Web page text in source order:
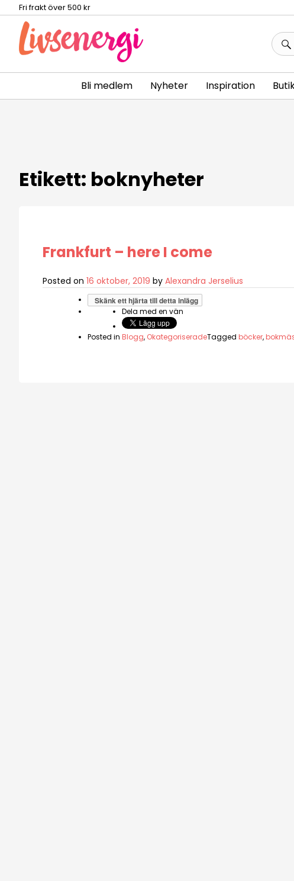
Fri frakt över 500 kr
Sök
efter:
Bli medlem Nyheter Inspiration
Etikett: boknyheter
Frankfurt – here I come
Posted on 16 oktober, 2019 by Alexandra Jerselius
Skänk ett hjärta till detta inlägg
Dela med en vän
Posted in Blogg, OkategoriseradeTagged böcker,